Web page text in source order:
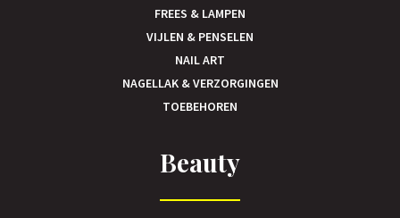
FREES & LAMPEN
VIJLEN & PENSELEN
NAIL ART
NAGELLAK & VERZORGINGEN
TOEBEHOREN
Beauty